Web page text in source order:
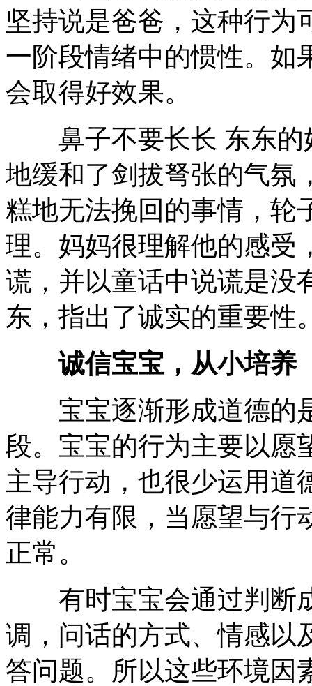
坚持说是爸爸，这种行为
一阶段情绪中的惯性。如
会取得好效果。
鼻子不要长长 东东的
地缓和了剑拔弩张的气氛
糕地无法挽回的事情，轮
理。妈妈很理解他的感受
谎，并以童话中说谎是没
东，指出了诚实的重要性
诚信宝宝，从小培养
宝宝逐渐形成道德的
段。宝宝的行为主要以愿
主导行动，也很少运用道
律能力有限，当愿望与行
正常。
有时宝宝会通过判断
调，问话的方式、情感以
答问题。所以这些环境因